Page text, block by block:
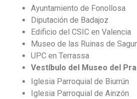
Ayuntamiento de Fonollosa
Diputación de Badajoz
Edificio del CSIC en Valencia
Museo de las Ruinas de
UPC en Terrassa
Vestíbulo del Museo del
Iglesia Parroquial de Biurrún
Iglesia Parroquial de Ainzón